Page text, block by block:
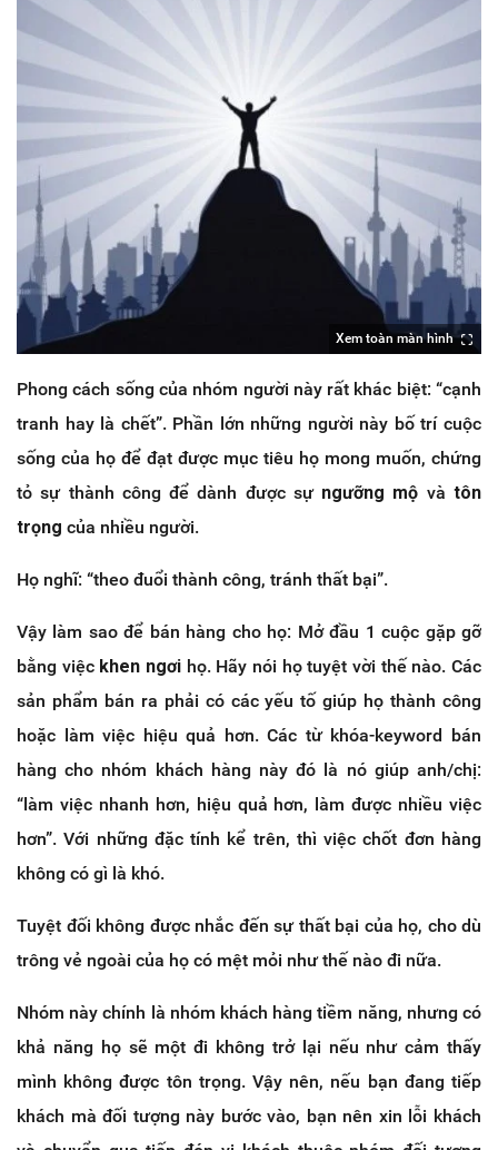
Xem toàn màn hình
Phong cách sống của nhóm người này rất khác biệt: “cạnh
tranh hay là chết”. Phần lớn những người này bố trí cuộc
sống của họ để đạt được mục tiêu họ mong muốn, chứng
tỏ sự thành công để dành được sự ngưỡng mộ vàtôn
trọng của nhiều người.
Họ nghĩ: “theo đuổi thành công, tránh thất bại”.
Vậy làm sao để bán hàng cho họ: Mở đầu 1 cuộc gặp gỡ
bằng việc khen ngơi họ. Hãy nói họ tuyệt vời thế nào. Các
sản phẩm bán ra phải có các yếu tố giúp họ thành công
hoặc làm việc hiệu quả hơn. Các từ khóa-keyword bán
hàng cho nhóm khách hàng này đó là nó giúp anh/chị:
“làm việc nhanh hơn, hiệu quả hơn, làm được nhiều việc
hơn”. Với những đặc tính kể trên, thì việc chốt đơn hàng
không có gì là khó.
Tuyệt đối không được nhắc đến sự thất bại của họ, cho dù
trông vẻ ngoài của họ có mệt mỏi như thế nào đi nữa.
Nhóm này chính là nhóm khách hàng tiềm năng, nhưng có
khả năng họ sẽ một đi không trở lại nếu như cảm thấy
mình không được tôn trọng. Vậy nên, nếu bạn đang tiếp
khách mà đối tượng này bước vào, bạn nên xin lỗi khách